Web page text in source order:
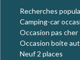
Recherches
Camping-car
Occasion pas cher
Occasion boite
Neuf 2 places